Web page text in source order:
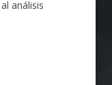
análisis